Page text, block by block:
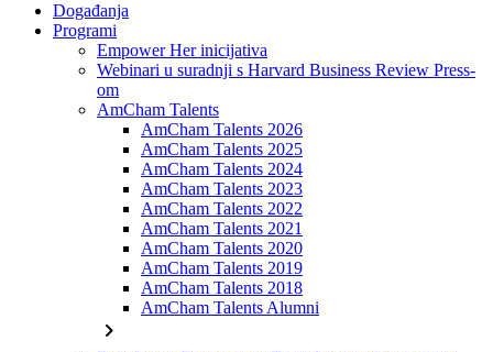
Događanja
Programi
Empower Her inicijativa
Webinari u suradnji s Harvard Business Review Press-
om
AmCham Talents
AmCham Talents 2026
AmCham Talents 2025
AmCham Talents 2024
AmCham Talents 2023
AmCham Talents 2022
AmCham Talents 2021
AmCham Talents 2020
AmCham Talents 2019
AmCham Talents 2018
AmCham Talents Alumni
chevron_right